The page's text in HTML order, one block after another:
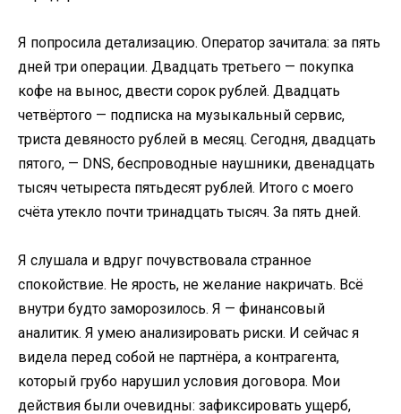
Я попросила детализацию. Оператор зачитала: за пять
дней три операции. Двадцать третьего — покупка
кофе на вынос, двести сорок рублей. Двадцать
четвёртого — подписка на музыкальный сервис,
триста девяносто рублей в месяц. Сегодня, двадцать
пятого, — DNS, беспроводные наушники, двенадцать
тысяч четыреста пятьдесят рублей. Итого с моего
счёта утекло почти тринадцать тысяч. За пять дней.
Я слушала и вдруг почувствовала странное
спокойствие. Не ярость, не желание накричать. Всё
внутри будто заморозилось. Я — финансовый
аналитик. Я умею анализировать риски. И сейчас я
видела перед собой не партнёра, а контрагента,
который грубо нарушил условия договора. Мои
действия были очевидны: зафиксировать ущерб,